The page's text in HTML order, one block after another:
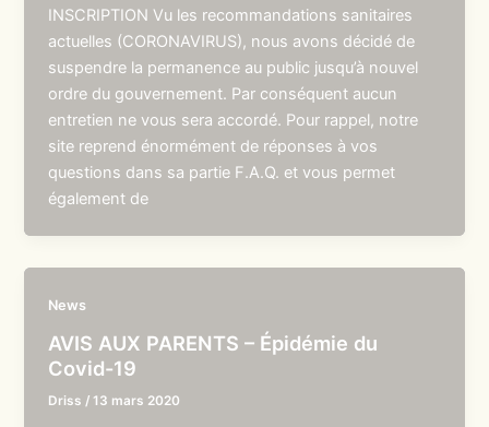
INSCRIPTION Vu les recommandations sanitaires
actuelles (CORONAVIRUS), nous avons décidé de
suspendre la permanence au public jusqu’à nouvel
ordre du gouvernement. Par conséquent aucun
entretien ne vous sera accordé. Pour rappel, notre
site reprend énormément de réponses à vos
questions dans sa partie F.A.Q. et vous permet
également de
News
AVIS AUX PARENTS – Épidémie du
Covid-19
Driss /13 mars 2020